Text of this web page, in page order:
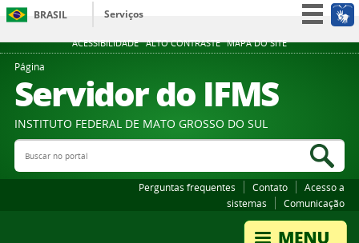
ACESSIBILIDADE ALTO CONTRASTE MAPA DO SITE
BRASIL
Serviços
Participe
Legislação
Canais
Página
Servidor do IFMS
INSTITUTO FEDERAL DE MATO GROSSO DO SUL
Buscar no portal
Perguntas frequentes Contato
Acesso a
sistemas
Comunicação